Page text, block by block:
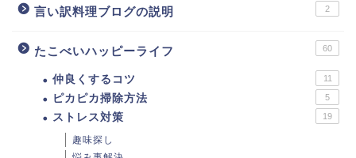
言い訳料理ブログの説明 2
たこべいハッピーライフ 60
仲良くするコツ 11
ピカピカ掃除方法 5
ストレス対策 19
趣味探し